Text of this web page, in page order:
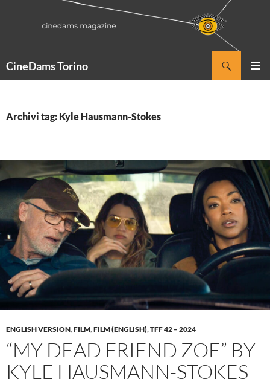
CineDams Torino
Archivi tag: Kyle Hausmann-Stokes
ENGLISH VERSION,FILM,FILM (ENGLISH),TFF 42 – 2024
“MY DEAD FRIEND ZOE” BY
KYLE HAUSMANN-STOKES